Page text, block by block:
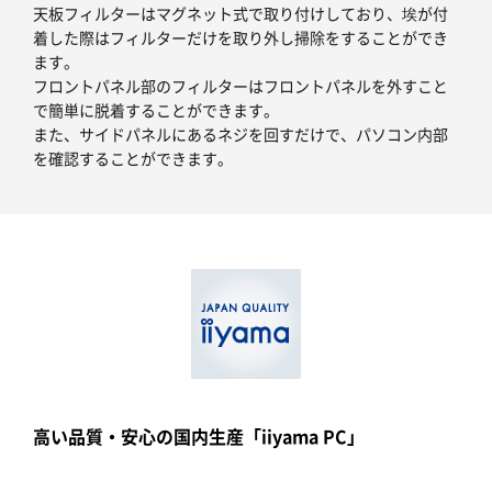
天板フィルターはマグネット式で取り付けしており、埃が付
着した際はフィルターだけを取り外し掃除をすることができ
ます。
フロントパネル部のフィルターはフロントパネルを外すこと
で簡単に脱着することができます。
また、サイドパネルにあるネジを回すだけで、パソコン内部
を確認することができます。
高い品質・安心の国内生産「iiyama PC」